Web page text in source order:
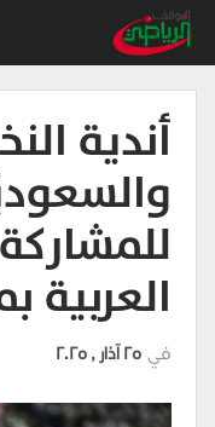
أندية
العربية
في 25 آذار , 2025